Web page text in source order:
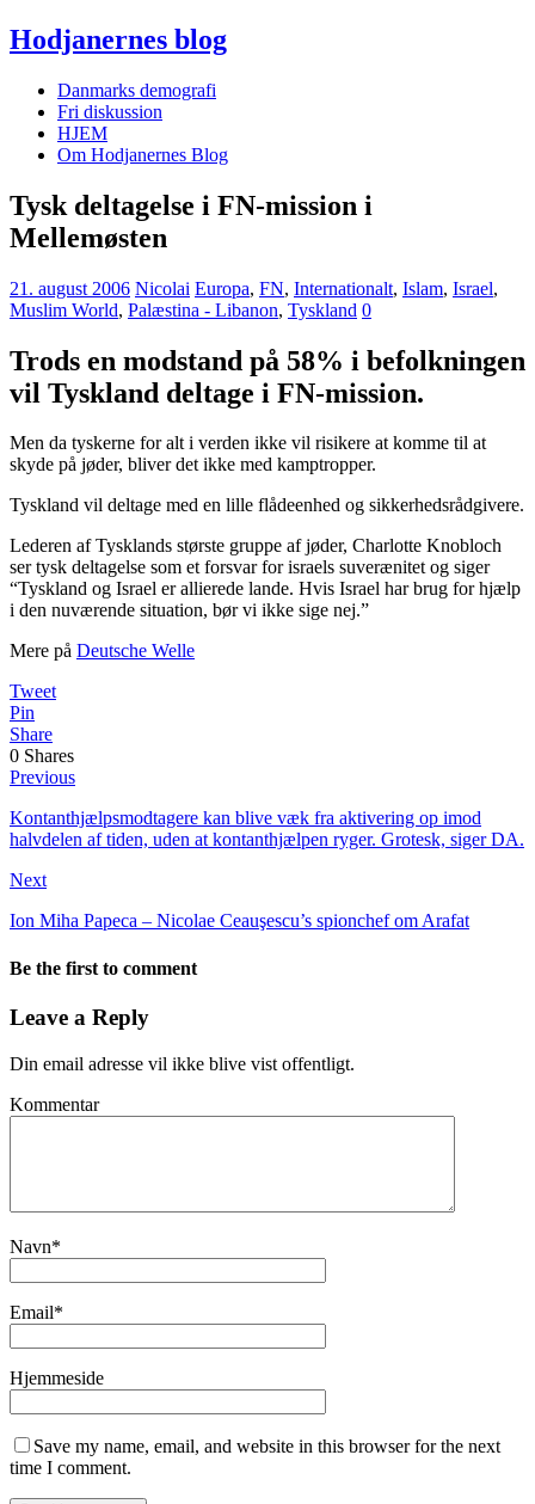
Hodjanernes blog
Danmarks demografi
Fri diskussion
HJEM
Om Hodjanernes Blog
Tysk deltagelse i FN-mission i
Mellemøsten
21. august 2006 Nicolai Europa, FN, Internationalt, Islam, Israel,
Muslim World, Palæstina - Libanon, Tyskland 0
Trods en modstand på 58% i befolkningen
vil Tyskland deltage i FN-mission.
Men da tyskerne for alt i verden ikke vil risikere at komme til at
skyde på jøder, bliver det ikke med kamptropper.
Tyskland vil deltage med en lille flådeenhed og sikkerhedsrådgivere.
Lederen af Tysklands største gruppe af jøder, Charlotte Knobloch
ser tysk deltagelse som et forsvar for israels suverænitet og siger
“Tyskland og Israel er allierede lande. Hvis Israel har brug for hjælp
i den nuværende situation, bør vi ikke sige nej.”
Mere på Deutsche Welle
Tweet
Pin
Share
0 Shares
Previous
Kontanthjælpsmodtagere kan blive væk fra aktivering op imod
halvdelen af tiden, uden at kontanthjælpen ryger. Grotesk, siger DA.
Next
Ion Miha Papeca – Nicolae Ceauşescu’s spionchef om Arafat
Be the first to comment
Leave a Reply
Din email adresse vil ikke blive vist offentligt.
Kommentar
Navn*
Email*
Hjemmeside
Save my name, email, and website in this browser for the next
time I comment.